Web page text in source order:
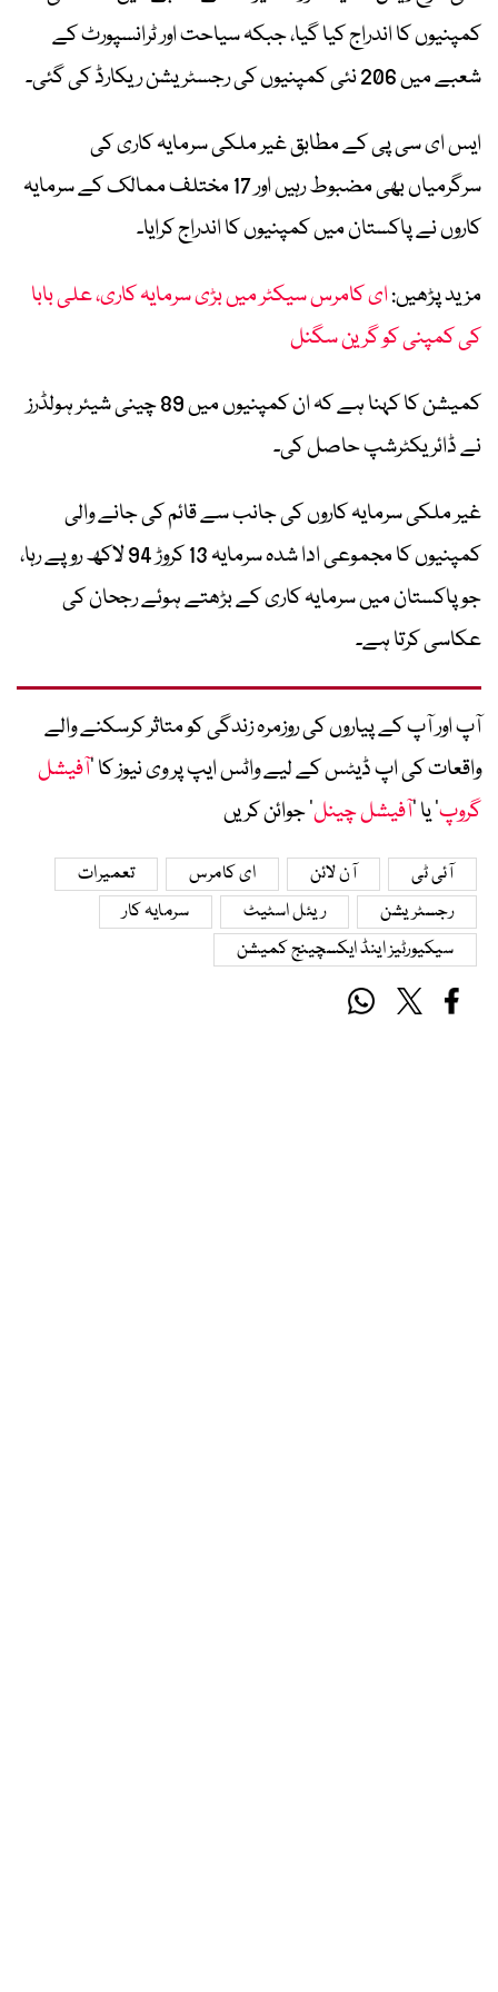
کمپنیوں کا اندراج کیا گیا، جبکہ سیاحت اور ٹرانسپورٹ کے
شعبے میں 206 نئی کمپنیوں کی رجسٹریشن ریکارڈ کی گئی۔
ایس ای سی پی کے مطابق غیر ملکی سرمایہ کاری کی
سرگرمیاں بھی مضبوط رہیں اور 17 مختلف ممالک کے سرمایہ
کاروں نے پاکستان میں کمپنیوں کا اندراج کرایا۔
مزید پڑھیں:ای کامرس سیکٹر میں بڑی سرمایہ کاری، علی بابا
کی کمپنی کو گرین سگنل
کمیشن کا کہنا ہے کہ ان کمپنیوں میں 89 چینی شیئر ہولڈرز
نے ڈائریکٹرشپ حاصل کی۔
غیر ملکی سرمایہ کاروں کی جانب سے قائم کی جانے والی
کمپنیوں کا مجموعی ادا شدہ سرمایہ 13 کروڑ 94 لاکھ روپے رہا،
جو پاکستان میں سرمایہ کاری کے بڑھتے ہوئے رجحان کی
عکاسی کرتا ہے۔
آپ اور آپ کے پیاروں کی روزمرہ زندگی کو متاثر کرسکنے والے
واقعات کی اپ ڈیٹس کے لیے واٹس ایپ پر وی نیوز کا ’آفیشل
گروپ‘ یا ’آفیشل چینل‘ جوائن کریں
آئی ٹی آن لائن ای کامرس
تعمیرات
رجسٹریشن
ریئل اسٹیٹ
سرمایہ کار
سیکیورٹیز اینڈ ایکسچینج کمیشن